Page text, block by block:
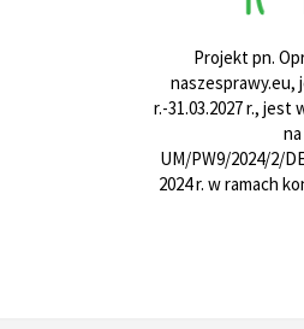
Projekt pn.
naszesprawy.eu,
r.-31.03.2027 r.,
UM/PW9/2024/2/
2024 r. w ramach